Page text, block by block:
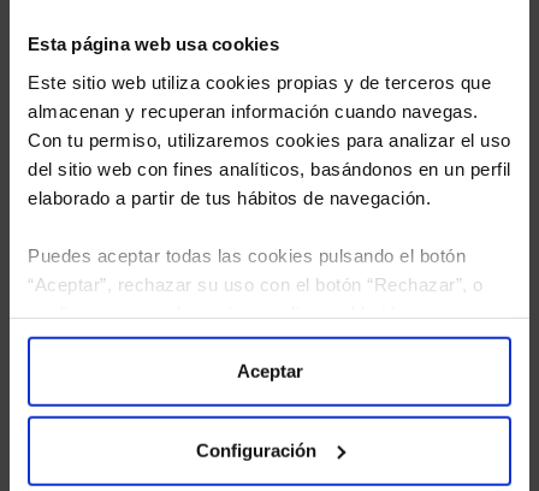
Esta página web usa cookies
Este sitio web utiliza cookies propias y de terceros que
almacenan y recuperan información cuando navegas.
Con tu permiso, utilizaremos cookies para analizar el uso
del sitio web con fines analíticos, basándonos en un perfil
elaborado a partir de tus hábitos de navegación.
Puedes aceptar todas las cookies pulsando el botón
“Aceptar”, rechazar su uso con el botón “Rechazar”, o
“Configuración”. Consulta nuestraPolítica
para más información.
Aceptar
Configuración
He leído